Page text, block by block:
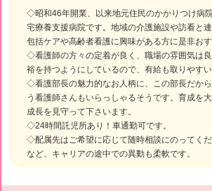
◇昭和46年開業、以来地元住民のかかりつけ病
宅療養支援病院です。地域の介護施設や訪看と
包括ケアや高齢者看護に興味がある方に是非お
◇看護師の方々の定着が良く、職場の雰囲気は
裕を持つようにしているので、有給も取りやすい
◇看護部長の魅力的なお人柄に、この部長だか
う看護師さんもいらっしゃるそうです。育成を
成長を見守って下さいます。
◇24時間託児所あり！車通勤可です。
◇配属先はご希望に応じて随時相談にのってく
など、キャリアの途中での異動も柔軟です。